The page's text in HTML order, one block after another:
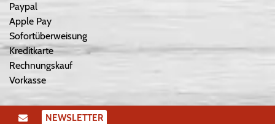
Paypal
Apple Pay
Sofortüberweisung
Kreditkarte
Rechnungskauf
Vorkasse
NEWSLETTER